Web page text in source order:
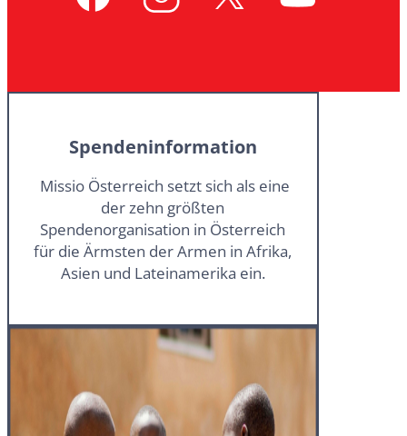
Spendeninformation
Missio Österreich setzt sich als eine
der zehn größten
Spendenorganisation in Österreich
für die Ärmsten der Armen in Afrika,
Asien und Lateinamerika ein.